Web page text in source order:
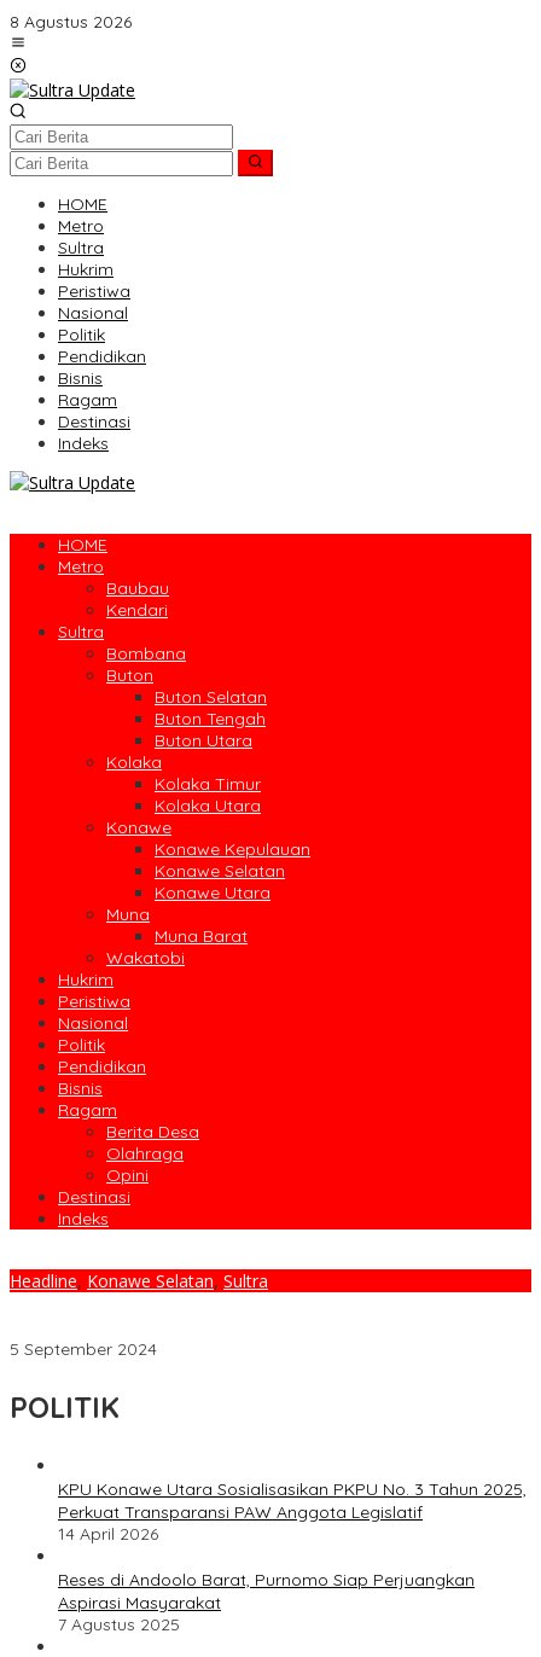
Lewati
ke
konten
8 Agustus 2026
HOME
Metro
Sultra
Hukrim
Peristiwa
Nasional
Politik
Pendidikan
Bisnis
Ragam
Destinasi
Indeks
HOME
Metro
Baubau
Kendari
Sultra
Bombana
Buton
Buton Selatan
Buton Tengah
Buton Utara
Kolaka
Kolaka Timur
Kolaka Utara
Konawe
Konawe Kepulauan
Konawe Selatan
Konawe Utara
Muna
Muna Barat
Wakatobi
Hukrim
Peristiwa
Nasional
Politik
Pendidikan
Bisnis
Ragam
Berita Desa
Olahraga
Opini
Destinasi
Indeks
Headline, Konawe Selatan, Sultra
5 September 2024
POLITIK
KPU Konawe Utara Sosialisasikan PKPU No. 3 Tahun 2025,
Perkuat Transparansi PAW Anggota Legislatif
14 April 2026
Reses di Andoolo Barat, Purnomo Siap Perjuangkan
Aspirasi Masyarakat
7 Agustus 2025